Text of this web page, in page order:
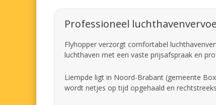
Professioneel
Flyhopper verzorgt comfortabel
luchthaven met een vaste prijsafspraak en
Liempde ligt in Noord-Brabant (gemeente
wordt netjes op tijd opgehaald en